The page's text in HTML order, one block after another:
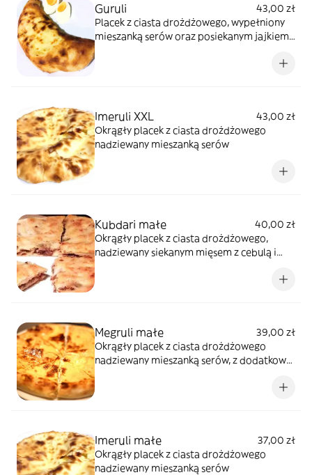
Guruli
43,00 zł
Placek z ciasta drożdżowego, wypełniony
mieszanką serów oraz posiekanym jajkiem
Imeruli XXL
43,00 zł
Okrągły placek z ciasta drożdżowego
nadziewany mieszanką serów
Kubdari małe
40,00 zł
Okrągły placek z ciasta drożdżowego,
nadziewany siekanym mięsem z cebulą i
Megruli małe
39,00 zł
Okrągły placek z ciasta drożdżowego
nadziewany mieszanką serów, z dodatkową
Imeruli małe
37,00 zł
Okrągły placek z ciasta drożdżowego
nadziewany mieszanką serów